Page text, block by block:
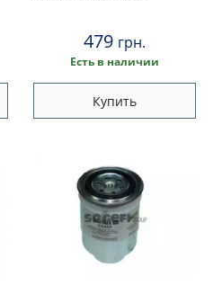
479 грн.
Есть в наличии
Купить